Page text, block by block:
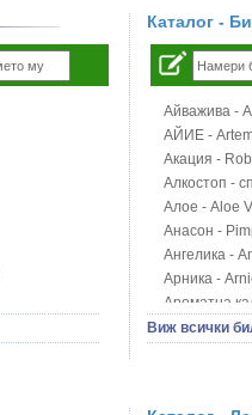
Каталог -
Айважива -
АЙИЕ -
Акация -
Алкостоп -
Алое - Aloe
Анасон -
Ангелика -
Арника -
Ароматна
Арония -
Виж всички